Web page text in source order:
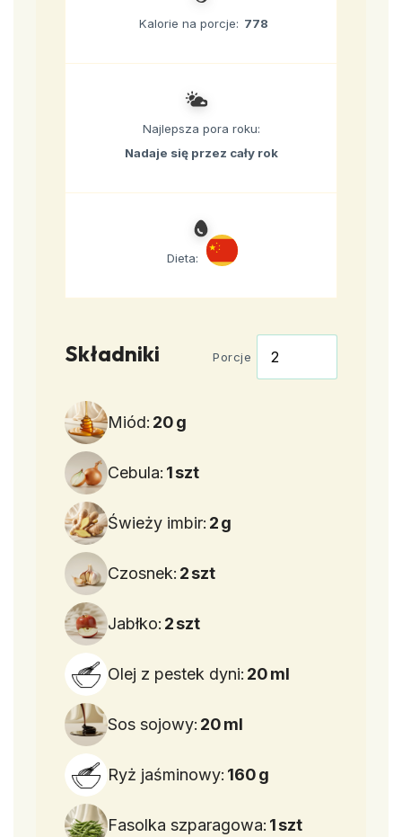
Kalorie na porcje: 778
Najlepsza pora roku:
Nadaje się przez cały rok
Dieta:
Składniki Porcje
Miód: 20g
Cebula: 1szt
Świeży imbir: 2g
Czosnek: 2szt
Jabłko: 2szt
Olej z pestek dyni: 20ml
Sos sojowy: 20ml
Ryż jaśminowy: 160g
Fasolka szparagowa: 1szt